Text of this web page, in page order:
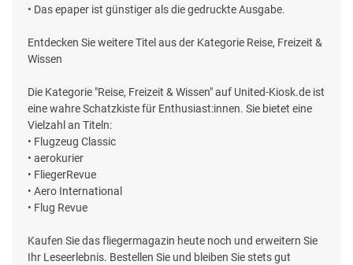
• Das epaper ist günstiger als die gedruckte Ausgabe.
Entdecken Sie weitere Titel aus der Kategorie Reise, Freizeit &
Wissen
Die Kategorie "Reise, Freizeit & Wissen" auf United-Kiosk.de ist
eine wahre Schatzkiste für Enthusiast:innen. Sie bietet eine
Vielzahl an Titeln:
• Flugzeug Classic
• aerokurier
• FliegerRevue
• Aero International
• Flug Revue
Kaufen Sie das fliegermagazin heute noch und erweitern Sie
Ihr Leseerlebnis. Bestellen Sie und bleiben Sie stets gut